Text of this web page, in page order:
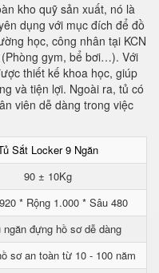
kho quỹ sản xuất, nó là
dụng với mục đích để đồ
học, công nhân tại KCN
gym, bể bơi…). Với
thiết kế khoa học, giúp
và tiện lợi. Ngoài ra, tủ có
viên dễ dàng trong việc
Sắt Locker 9 Ngăn
90 ± 10Kg
* Rộng 1.000 * Sâu 480
ngăn đựng hồ sơ dễ dàng
sơ an toàn từ 10 - 100 năm